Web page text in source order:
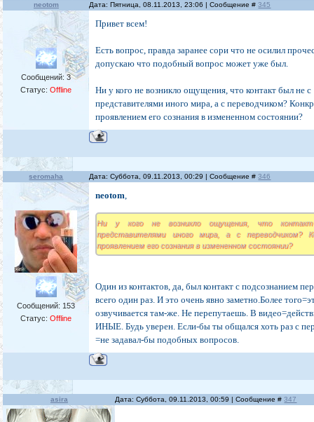
neotom Дата: Пятница, 08.11.2013, 23:06 | Сообщение #345
Сообщений:3
Статус:Offline
Привет всем!
Есть вопрос, правда заранее сори что не осилил
допускаю что подобный вопрос может уже был.
Ни у кого не возникло ощущения, что контакт был не с
представителями иного мира, а с переводчиком?
проявлением его сознания в измененном состоянии?
seromaha Дата: Суббота, 09.11.2013, 00:29 | Сообщение #346
Сообщений: 153
Статус:Offline
neotom,
Ни у кого не возникло ощущения, что
представителями иного мира, а с переводчиком?
проявлением его сознания в измененном состоянии?
Один из контактов, да, был контакт с подсознанием
всего один раз. И это очень явно заметно.Более
озвучивается там-же. Не перепутаешь. В
ИНЫЕ. Будь уверен. Если-бы ты общался хоть раз с
=не задавал-бы подобных вопросов.
asira Дата: Суббота, 09.11.2013, 00:59 | Сообщение #347